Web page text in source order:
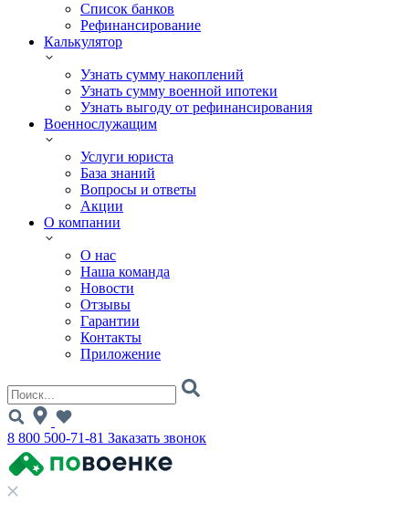
Список банков
Рефинансирование
Калькулятор
Узнать сумму накоплений
Узнать сумму военной ипотеки
Узнать выгоду от рефинансирования
Военнослужащим
Услуги юриста
База знаний
Вопросы и ответы
Акции
О компании
О нас
Наша команда
Новости
Отзывы
Гарантии
Контакты
Приложение
8 800 500-71-81 Заказать звонок